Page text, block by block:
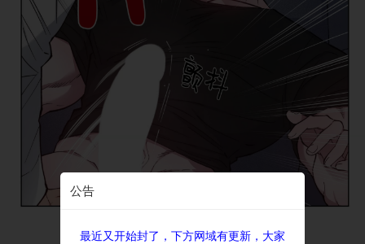
公告
最近又开始封了，下方网域有更新，大家